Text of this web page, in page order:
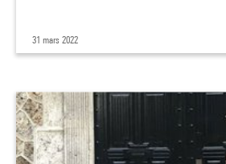
31 mars 2022